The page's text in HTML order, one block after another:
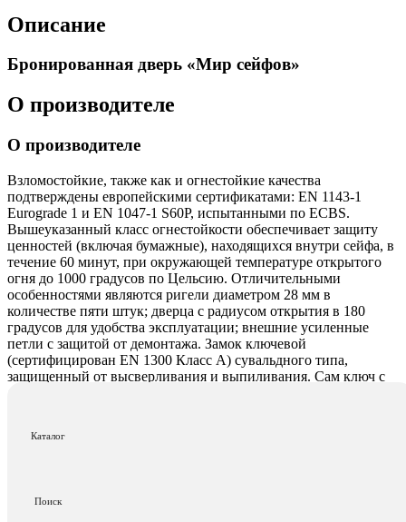
Каталог
Поиск
Описание
Бронированная дверь «Мир сейфов»
О производителе
О производителе
Взломостойкие, также как и огнестойкие качества
подтверждены европейскими сертификатами: EN 1143-1
Eurograde 1 и EN 1047-1 S60P, испытанными по ECBS.
Вышеуказанный класс огнестойкости обеспечивает защиту
ценностей (включая бумажные), находящихся внутри сейфа, в
течение 60 минут, при окружающей температуре открытого
огня до 1000 градусов по Цельсию. Отличительными
особенностями являются ригели диаметром 28 мм в
количестве пяти штук; дверца с радиусом открытия в 180
градусов для удобства эксплуатации; внешние усиленные
петли с защитой от демонтажа. Замок ключевой
(сертифицирован EN 1300 Класс A) сувальдного типа,
защищенный от высверливания и выпиливания. Сам ключ с
Другие банковские двери
Shinjin — Южная Корея